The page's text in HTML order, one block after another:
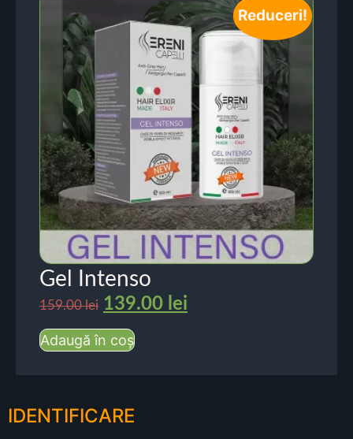
Reduceri!
Gel Intenso
159.00lei 139.00 lei
Adaugă în coș
IDENTIFICARE